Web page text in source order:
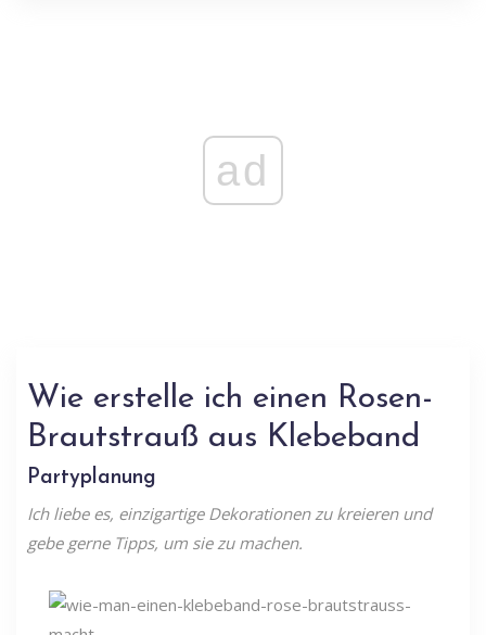
ad
Wie erstelle ich einen Rosen-
Brautstrauß aus Klebeband
Partyplanung
Ich liebe es, einzigartige Dekorationen zu kreieren und
gebe gerne Tipps, um sie zu machen.